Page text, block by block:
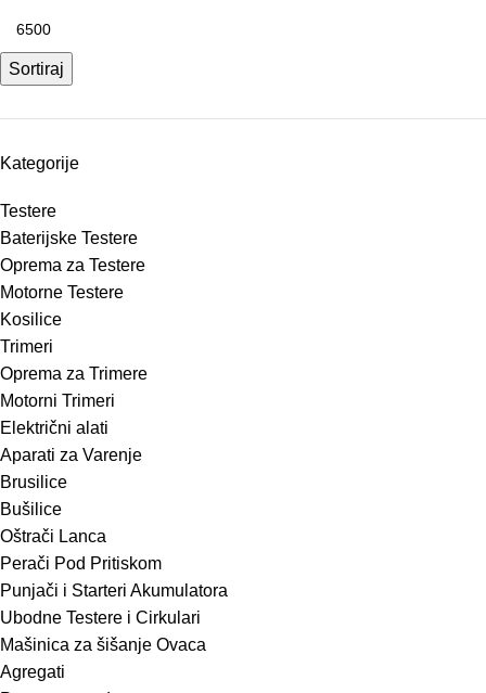
Sortiraj
Kategorije
Testere
Baterijske Testere
Oprema za Testere
Motorne Testere
Kosilice
Trimeri
Oprema za Trimere
Motorni Trimeri
Električni alati
Aparati za Varenje
Brusilice
Bušilice
Oštrači Lanca
Perači Pod Pritiskom
Punjači i Starteri Akumulatora
Ubodne Testere i Cirkulari
Mašinica za šišanje Ovaca
Agregati